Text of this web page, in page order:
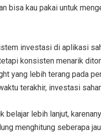
bisa kau pakai untuk
investasi di aplikasi
konsisten menarik
yang lebih terang pada
terakhir, investasi
belajar lebih lanjut,
menghitung seberapa